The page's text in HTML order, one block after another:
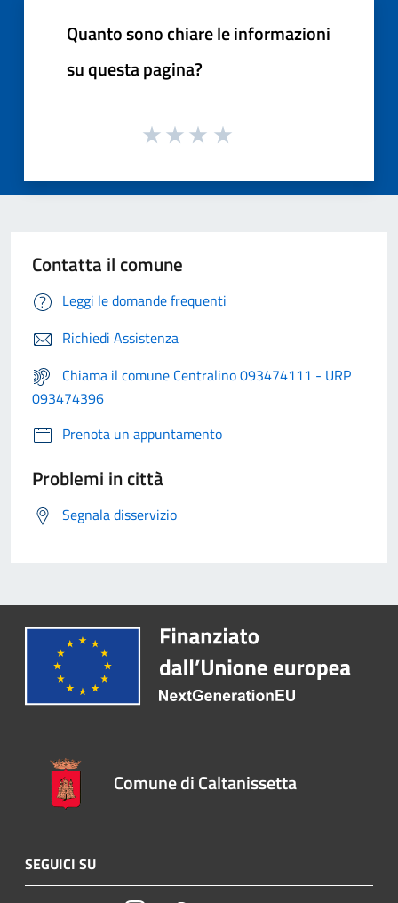
Quanto sono chiare le informazioni
su questa pagina?
Contatta il comune
Leggi le domande frequenti
Richiedi Assistenza
Chiama il comune Centralino 093474111 - URP
093474396
Prenota un appuntamento
Problemi in città
Segnala disservizio
Comune di Caltanissetta
SEGUICI SU